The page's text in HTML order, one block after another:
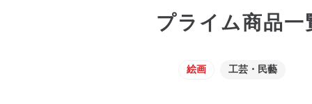
プライム商品一
絵画 工芸・民藝